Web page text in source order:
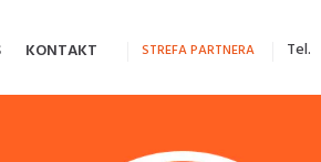
KONTAKT Tel.
STREFA PARTNERA